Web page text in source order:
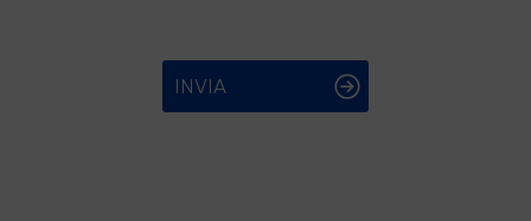
INVIA